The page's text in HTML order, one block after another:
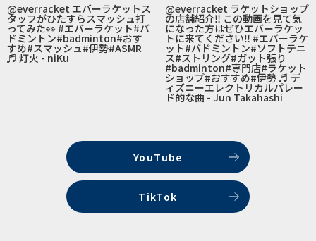
@everracket エバーラケットス
タッフがひたすらスマッシュ打
ってみた👀 #エバーラケット#バ
ドミントン#badminton#おす
すめ#スマッシュ#伊勢#ASMR
♬ 灯火 - niKu
@everracket ラケットショップ
の店舗紹介‼️ この動画を見て気
になった方はぜひエバーラケッ
トに来てください‼️ #エバーラケ
ット#バドミントン#ソフトテニ
ス#ストリング#ガット張り
#badminton#専門店#ラケット
ショップ#おすすめ#伊勢♬ デ
ィズニーエレクトリカルパレー
ド的な曲 - Jun Takahashi
YouTube
TikTok